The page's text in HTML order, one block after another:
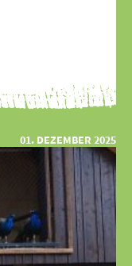
01. DEZEMBER 2025